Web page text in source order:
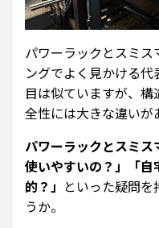
パワーラックとスミ
ングでよく見かける
目は似ていますが、
全性には大きな違いが
パワーラックとスミ
使いやすいの？」「
的？」 といった疑問
うか。